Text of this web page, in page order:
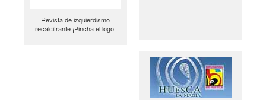
Revista de izquierdismo
recalcitrante ¡Pincha el logo!